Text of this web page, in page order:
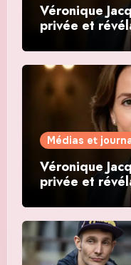
Véronique
privée et
Médias et
Véronique
privée et